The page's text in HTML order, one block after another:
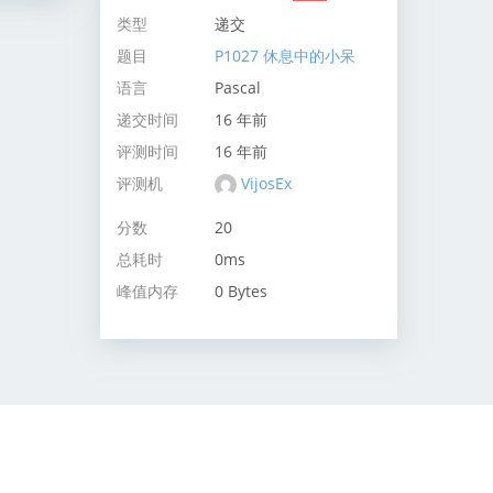
类型
递交
题目
P1027 休息中的小呆
语言
Pascal
递交时间
16 年前
评测时间
16 年前
评测机
VijosEx
分数
20
总耗时
0ms
峰值内存
0 Bytes